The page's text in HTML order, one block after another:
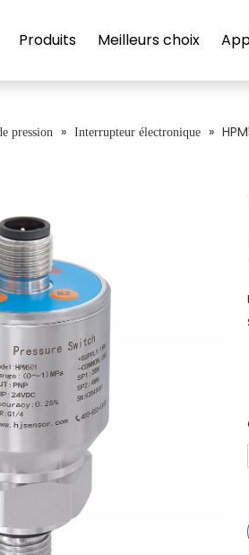
Produits Meilleurs choix
pression » Interrupteur électronique »